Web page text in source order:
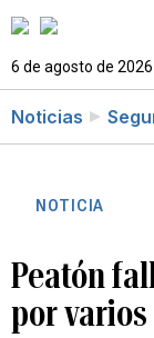
6 de agosto de 2026
Noticias
NOTICIA
Peatón
por